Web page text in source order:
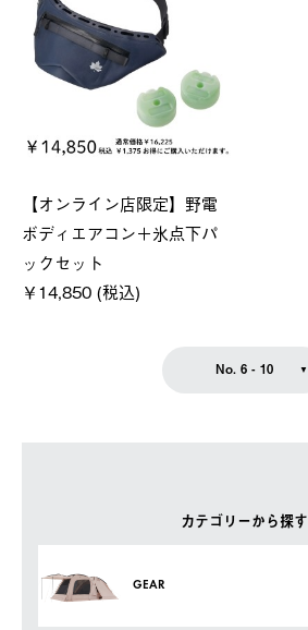
カテゴリーから探す
GEAR
【オンライン店限定】野電
ボディエアコン＋氷点下パ
ックセット
￥14,850 (税込)
No. 6 - 10